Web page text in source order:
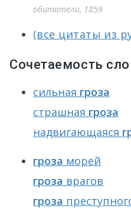
обитатели, 1859
(все цитаты из
Сочетаемость
сильная гроза
страшная гроза
надвигающаяся
гроза морей
гроза врагов
гроза